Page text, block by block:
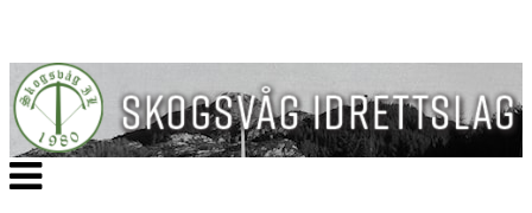
Veksle
navigasjon